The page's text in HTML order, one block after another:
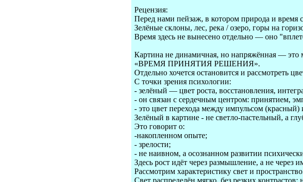
Рецензия:
Перед нами пейзаж, в котором природа и
Зелёные склоны, лес, река / озеро, горы на
Время здесь не вынесено отдельно — оно
Картина не динамичная, но напряжённая — это
«ВРЕМЯ ПРИНЯТИЯ РЕШЕНИЯ».
Отдельно хочется остановится и рассмотреть
С точки зрения психологии:
- зелёный — цвет роста, восстановления,
- он связан с сердечным центром: принятием,
- это цвет перехода между импульсом
Зелёный в картине - не светло-пастельный, а
Это говорит о:
-накопленном опыте;
- зрелости;
- не наивном, а осознанном развитии
Здесь рост идёт через размышление, а не через
Рассмотрим характеристику свет и
Свет распределён мягко, без резких